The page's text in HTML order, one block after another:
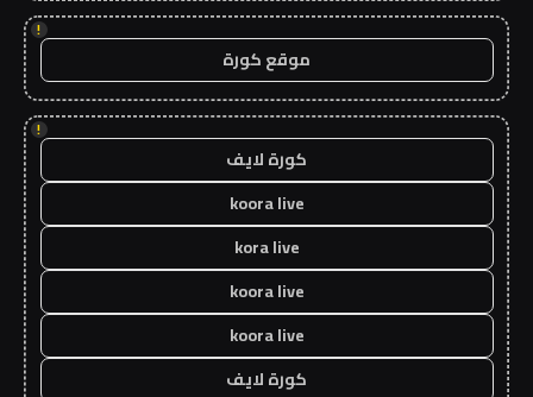
!
موقع كورة
!
كورة لايف
koora live
kora live
koora live
koora live
كورة لايف